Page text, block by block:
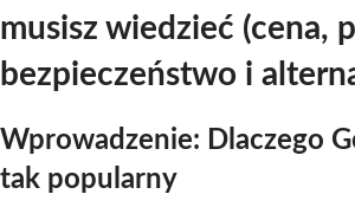
musisz wiedzieć (cena,
bezpieczeństwo i
Wprowadzenie: Dlaczego
tak popularny